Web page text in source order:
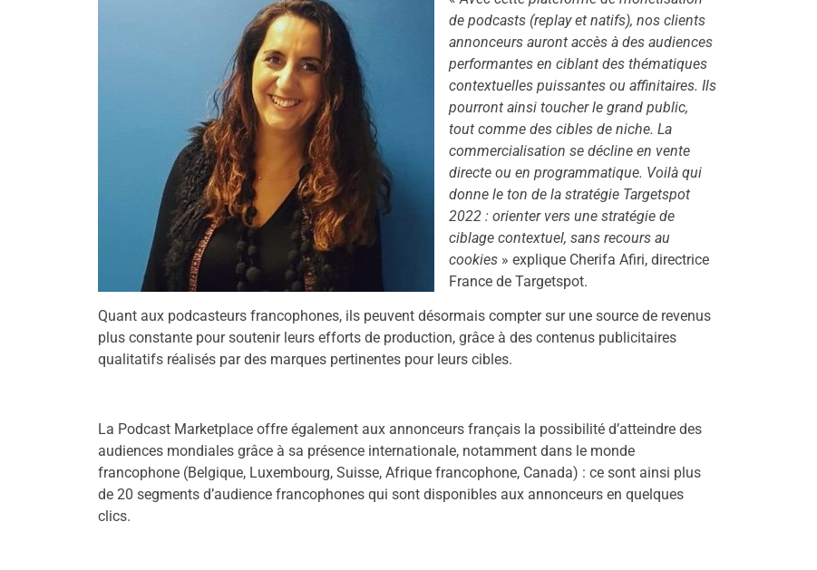
de podcasts (replay et natifs), nos clients
annonceurs auront accès à des audiences
performantes en ciblant des thématiques
contextuelles puissantes ou affinitaires. Ils
pourront ainsi toucher le grand public,
tout comme des cibles de niche. La
commercialisation se décline en vente
directe ou en programmatique. Voilà qui
donne le ton de la stratégie Targetspot
2022 : orienter vers une stratégie de
ciblage contextuel, sans recours au
cookies » explique Cherifa Afiri, directrice
France de Targetspot.
Quant aux podcasteurs francophones, ils peuvent désormais compter sur une source de revenus
plus constante pour soutenir leurs efforts de production, grâce à des contenus publicitaires
qualitatifs réalisés par des marques pertinentes pour leurs cibles.
La Podcast Marketplace offre également aux annonceurs français la possibilité d’atteindre des
audiences mondiales grâce à sa présence internationale, notamment dans le monde
francophone (Belgique, Luxembourg, Suisse, Afrique francophone, Canada) : ce sont ainsi plus
de 20 segments d’audience francophones qui sont disponibles aux annonceurs en quelques
clics.